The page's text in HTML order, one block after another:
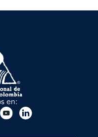
en: